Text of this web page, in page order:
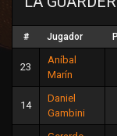
# Jugador
23
Aníbal
Marín
14
Daniel
Gambini